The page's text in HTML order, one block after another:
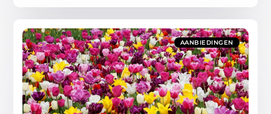
AANBIEDINGEN